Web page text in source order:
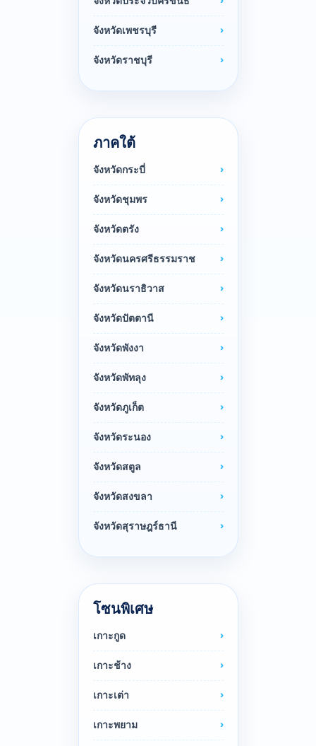
จังหวัดเพชรบุรี
จังหวัดราชบุรี
ภาคใต้
จังหวัดกระบี่
จังหวัดชุมพร
จังหวัดตรัง
จังหวัดนครศรีธรรมราช
จังหวัดนราธิวาส
จังหวัดปัตตานี
จังหวัดพังงา
จังหวัดพัทลุง
จังหวัดภูเก็ต
จังหวัดระนอง
จังหวัดสตูล
จังหวัดสงขลา
จังหวัดสุราษฎร์ธานี
โซนพิเศษ
เกาะกูด
เกาะช้าง
เกาะเต่า
เกาะพยาม